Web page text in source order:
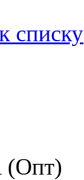
списку
(Опт)